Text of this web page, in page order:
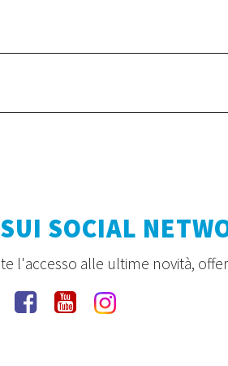
SOCIAL
l'accesso alle ultime novità,